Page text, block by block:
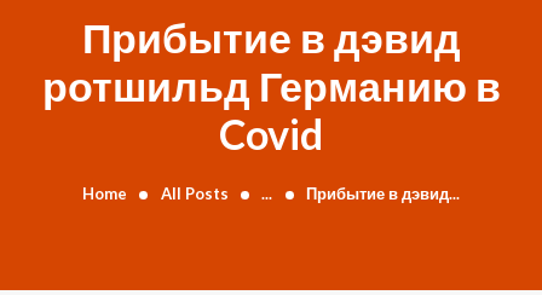
Прибытие в дэвид
ротшильд Германию в
Covid
Home All Posts ... Прибытие в дэвид...
ANTI DOPING
TOURNAMENTS
NEWS & EVENTS
CONTACTS